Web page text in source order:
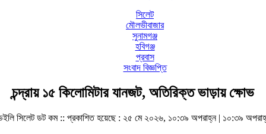
সিলেট
মৌলভীবাজার
সুনামগঞ্জ
হবিগঞ্জ
প্রবাস
সংবাদ বিজ্ঞপ্তি
চন্দ্রায় ১৫ কিলোমিটার যানজট, অতিরিক্ত ভাড়ায় ক্ষোভ
সিলেট ডট কম ::প্রকাশিত হয়েছে : ২৫ মে ২০২৬, ১০:৩৯ অপরাহ্ন | ১০:৩৯